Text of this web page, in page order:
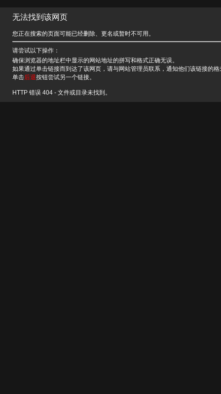
无法找到该网页
您正在搜索的页面可能已经删除、更名或暂时不可用。
请尝试以下操作：
确保浏览器的地址栏中显示的网站地址的拼写和格式正确无误。
如果通过单击链接而到达了该网页，请与网站管理员联系，通知他们该链接的
单击后退按钮尝试另一个链接。
HTTP 错误 404 - 文件或目录未找到。